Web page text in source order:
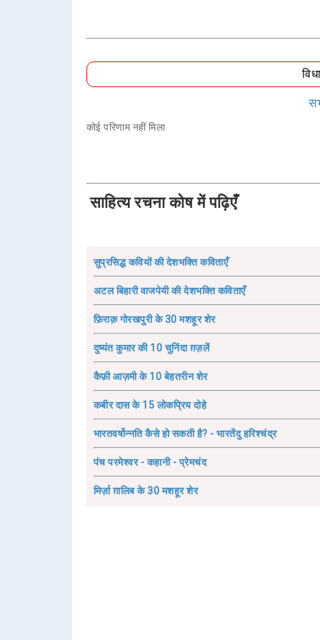
कोई परिणाम नहीं मिला
साहित्य रचना कोष में पढ़िएँ
सुप्रसिद्ध कवियों की देशभक्ति कविताएँ
अटल बिहारी वाजपेयी की देशभक्ति कविताएँ
फ़िराक़ गोरखपुरी के 30 मशहूर शेर
दुष्यंत कुमार की 10 चुनिंदा ग़ज़लें
कैफ़ी आज़मी के 10 बेहतरीन शेर
कबीर दास के 15 लोकप्रिय दोहे
भारतवर्षोन्नति कैसे हो सकती है? - भारतेंदु हरिश्चंद्र
पंच परमेश्वर - कहानी - प्रेमचंद
मिर्ज़ा ग़ालिब के 30 मशहूर शेर